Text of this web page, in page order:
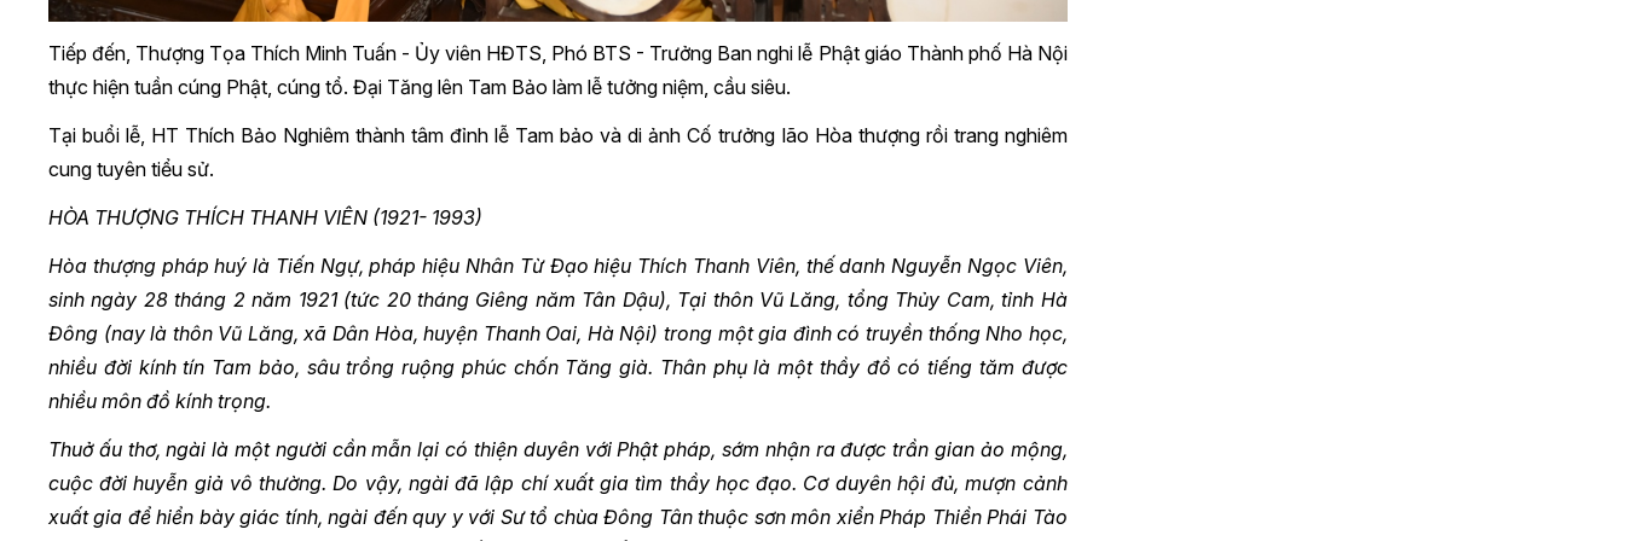
Tiếp đến, Thượng Tọa Thích Minh Tuấn - Ủy viên HĐTS, Phó BTS - Trưởng Ban nghi lễ Phật giáo Thành phố Hà Nội
thực hiện tuần cúng Phật, cúng tổ. Đại Tăng lên Tam Bảo làm lễ tưởng niệm, cầu siêu.
Tại buổi lễ, HT Thích Bảo Nghiêm thành tâm đỉnh lễ Tam bảo và di ảnh Cố trưởng lão Hòa thượng rồi trang nghiêm
cung tuyên tiểu sử.
HÒA THƯỢNG THÍCH THANH VIÊN (1921- 1993)
Hòa thượng pháp huý là Tiến Ngự, pháp hiệu Nhân Từ Đạo hiệu Thích Thanh Viên, thế danh Nguyễn Ngọc Viên,
sinh ngày 28 tháng 2 năm 1921 (tức 20 tháng Giêng năm Tân Dậu), Tại thôn Vũ Lăng, tổng Thủy Cam, tỉnh Hà
Đông (nay là thôn Vũ Lăng, xã Dân Hòa, huyện Thanh Oai, Hà Nội) trong một gia đình có truyền thống Nho học,
nhiều đời kính tín Tam bảo, sâu trồng ruộng phúc chốn Tăng già. Thân phụ là một thầy đồ có tiếng tăm được
nhiều môn đồ kính trọng.
Thuở ấu thơ, ngài là một người cần mẫn lại có thiện duyên với Phật pháp, sớm nhận ra được trần gian ảo mộng,
cuộc đời huyễn giả vô thường. Do vậy, ngài đã lập chí xuất gia tìm thầy học đạo. Cơ duyên hội đủ, mượn cảnh
xuất gia để hiển bày giác tính, ngài đến quy y với Sư tổ chùa Đông Tân thuộc sơn môn xiển Pháp Thiền Phái Tào